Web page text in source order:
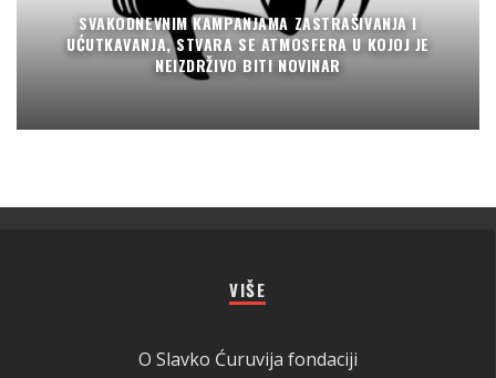
SVAKODNEVNIM KAMPANJAMA ZASTRAŠIVANJA I
UĆUTKAVANJA, STVARA SE ATMOSFERA U KOJOJ JE
NEIZDRŽIVO BITI NOVINAR
VIŠE
O Slavko Ćuruvija fondaciji